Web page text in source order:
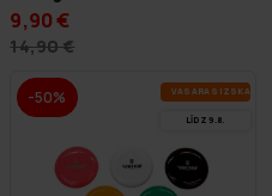
9,90 €
14,90 €
-50% VA­SA­RAS IZ­SKA­ŅA
LĪDZ 9.8.